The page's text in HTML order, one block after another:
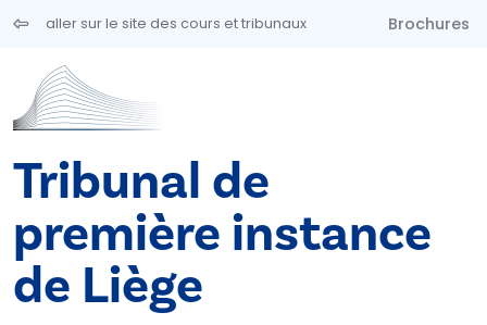
Aller au contenu principal
aller sur le site des cours et tribunaux Brochures
Tribunal de
première instance
de Liège